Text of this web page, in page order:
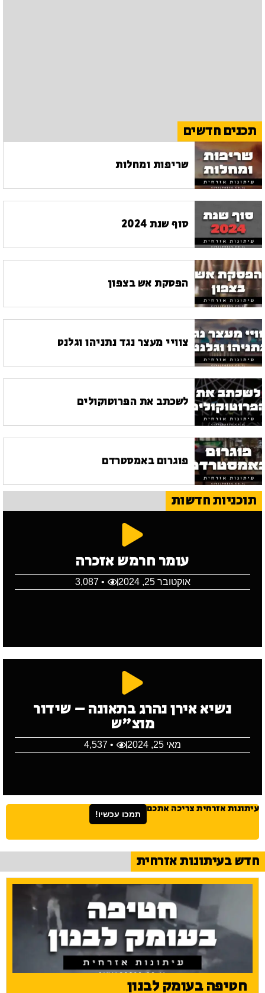
תכנים חדשים
שריפות ומחלות
סוף שנת 2024
הפסקת אש בצפון
צוויי מעצר נגד נתניהו וגלנט
לשכתב את הפרוטוקולים
פוגרום באמסטרדם
תוכניות חדשות
עומר חרמש אזכרה
אוקטובר 25, 2024 • 3,087
נשיא אירן נהרג בתאונה – שידור
מוצ"ש
מאי 25, 2024 • 4,537
עיתונות אזרחית צריכה אתכם תמכו עכשיו!
חדש בעיתונות אזרחית
חטיפה בעומק לבנון